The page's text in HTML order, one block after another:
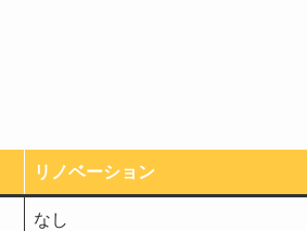
リノベーション
なし